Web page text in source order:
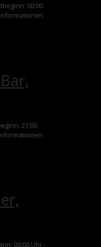
00:00
21:00
00:00 Uhr -